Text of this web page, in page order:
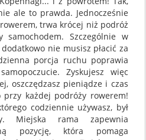
ale to prawda. Jednocześnie
trwa krócej niż podróż
samochodem. Szczególnie w
nie musisz płacić za
porcja ruchu poprawia
Zyskujesz więc
oszczędzasz pieniądze i czas
każdej podróży rowerem!
codziennie używasz, był
Miejska rama zapewnia
pozycję, która pomaga